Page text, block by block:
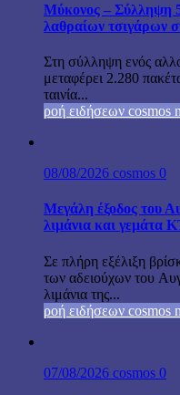
Μύκονος – Σύλληψη
λαθραίων τσιγάρων
Στη σύλληψη ενός
μεταφέρει 2.280
ταινία...
ροή ειδήσεων cosmos
08/08/2026 cosmos 0
Μεγάλη έξοδος του
λιμάνια και γεμάτα
Σε πλήρη εξέλιξη
των αδειούχων του
λιμάνια της...
ροή ειδήσεων cosmos
07/08/2026 cosmos 0